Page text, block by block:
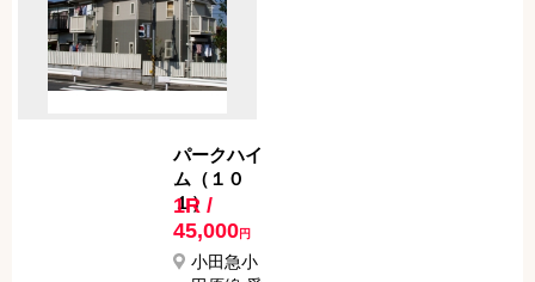
パークハイ
ム（１０
１）
1R /
45,000円
小田急小